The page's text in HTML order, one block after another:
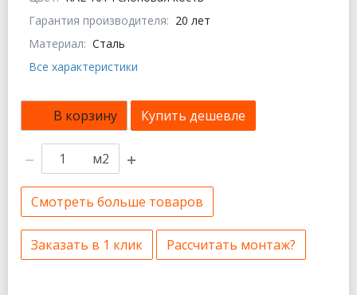
Гарантия производителя: 20 лет
Материал: Сталь
Все характеристики
В корзину Купить дешевле
м2
Смотреть больше товаров
Заказать в 1 клик Рассчитать монтаж?